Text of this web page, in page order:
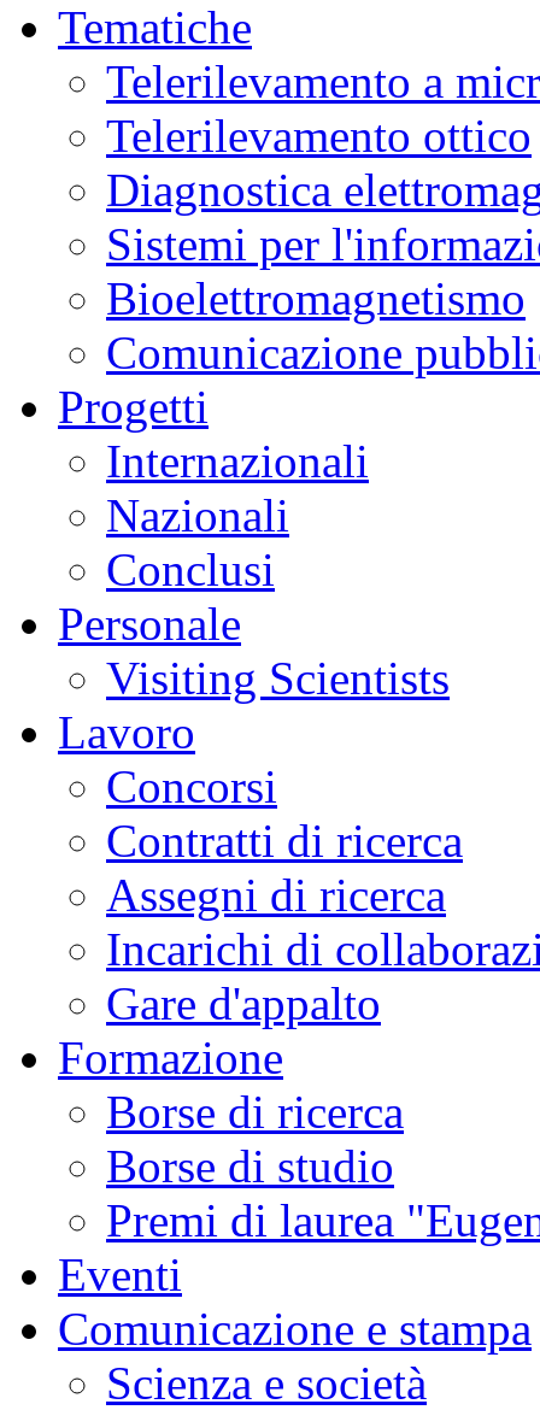
Tematiche
Telerilevamento a
Telerilevamento ottico
Diagnostica
Sistemi per
Bioelettromagnetismo
Comunicazione
Progetti
Internazionali
Nazionali
Conclusi
Personale
Visiting Scientists
Lavoro
Concorsi
Contratti di ricerca
Assegni di ricerca
Incarichi di
Gare d'appalto
Formazione
Borse di ricerca
Borse di studio
Premi di laurea
Eventi
Comunicazione e stampa
Scienza e società